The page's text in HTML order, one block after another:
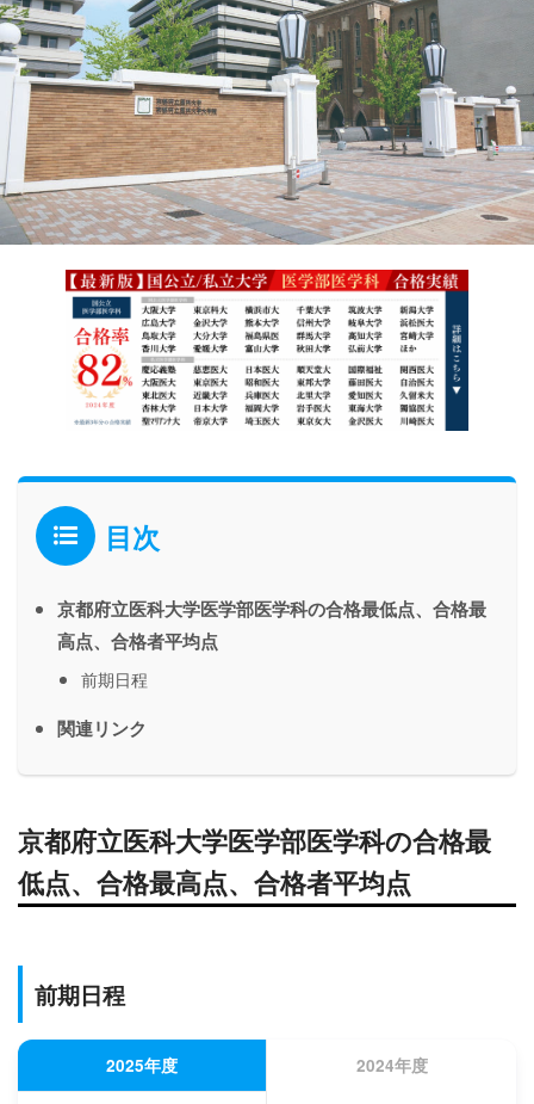
目次
京都府立医科大学医学部医学科の合格最低点、合格最
高点、合格者平均点
前期日程
関連リンク
京都府立医科大学医学部医学科の合格最
低点、合格最高点、合格者平均点
前期日程
2025年度 2024年度